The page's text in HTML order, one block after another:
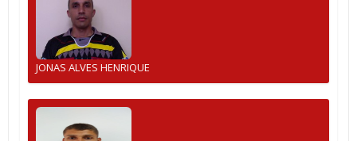
JONAS ALVES HENRIQUE